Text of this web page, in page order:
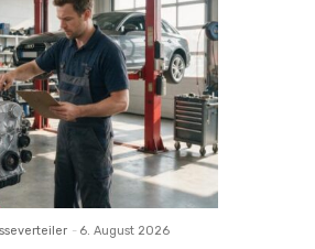
- 6. August 2026